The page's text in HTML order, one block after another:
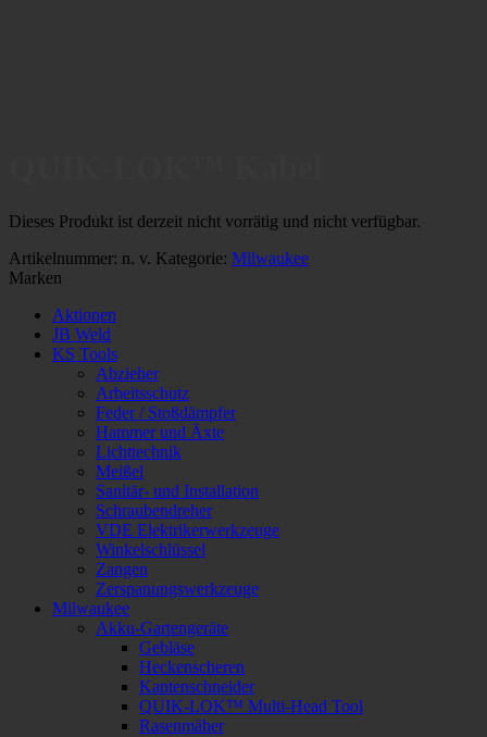
Dieses Produkt ist derzeit nicht vorrätig und nicht verfügbar.
Artikelnummer: n. v. Kategorie: Milwaukee
Marken
Aktionen
JB Weld
KS Tools
Abzieher
Arbeitsschutz
Feder / Stoßdämpfer
Hammer und Äxte
Lichttechnik
Meißel
Sanitär- und Installation
Schraubendreher
VDE Elektrikerwerkzeuge
Winkelschlüssel
Zangen
Zerspanungswerkzeuge
Milwaukee
Akku-Gartengeräte
Gebläse
Heckenscheren
Kantenschneider
QUIK-LOK™ Multi-Head Tool
Rasenmäher